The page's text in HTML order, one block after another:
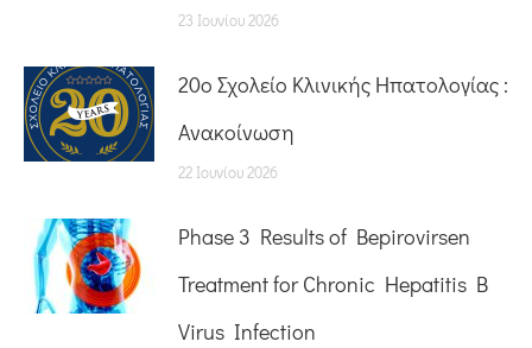
23 Ιουνίου 2026
20o Σχολείο Κλινικής Ηπατολογίας :
Ανακοίνωση
22 Ιουνίου 2026
Phase 3 Results of Bepirovirsen
Treatment for Chronic Hepatitis B
Virus Infection